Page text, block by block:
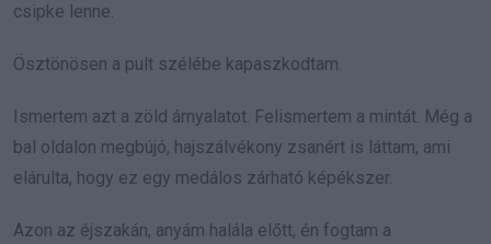
csipke lenne.
Ösztönösen a pult szélébe kapaszkodtam.
Ismertem azt a zöld árnyalatot. Felismertem a mintát. Még a
bal oldalon megbújó, hajszálvékony zsanért is láttam, ami
elárulta, hogy ez egy medálos zárható képékszer.
Azon az éjszakán, anyám halála előtt, én fogtam a